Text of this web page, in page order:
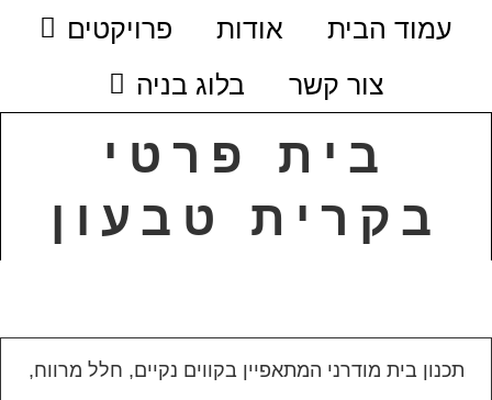
עמוד הבית אודות
פרויקטים
צור קשר
בלוג בניה
בית פרטי
בקרית טבעון
תכנון בית מודרני המתאפיין בקווים נקיים, חלל מרווח,